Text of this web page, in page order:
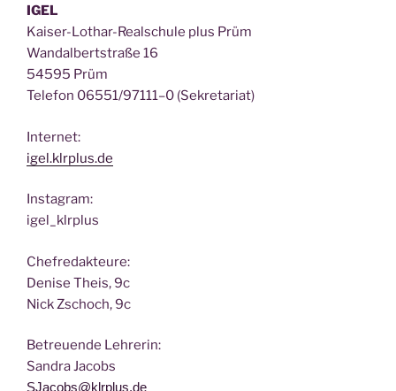
IGEL
Kai­ser-Lothar-Real­schu­le plus Prüm
Wan­dal­bert­stra­ße 16
54595 Prüm
Tele­fon 06551/97111–0 (Sekre­ta­ri­at)
Inter­net:
igel.klrplus.de
Insta­gram:
igel_klrplus
Chef­re­dak­teu­re:
Deni­se Theis, 9c
Nick Zscho­ch, 9c
Betreu­en­de Lehrerin:
San­dra Jacobs
SJacobs@klrplus.de